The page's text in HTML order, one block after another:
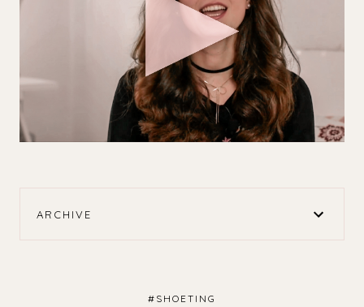
ARCHIVE
#SHOETING